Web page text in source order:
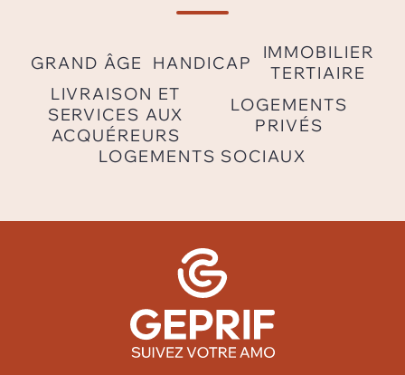
GRAND ÂGE HANDICAP
IMMOBILIER
TERTIAIRE
LIVRAISON ET
SERVICES AUX
ACQUÉREURS
LOGEMENTS
PRIVÉS
LOGEMENTS SOCIAUX